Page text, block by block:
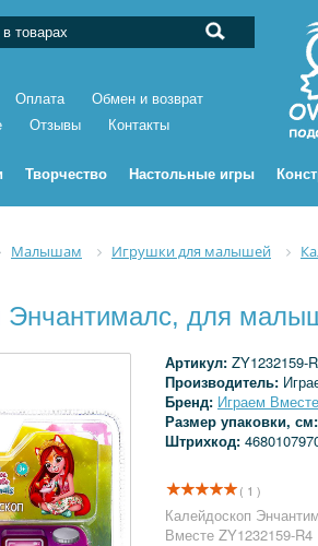
Оплата
Обмен и возврат
Отзывы Контакты
Творчество Настольные игры
Малышам Игрушки для малышей
Энчантималс, для
Артикул: ZY1232159-
Производитель:
Бренд: Играем Вместе
Размер упаковки,
Штрихкод:
( 1 )
Калейдоскоп
Вместе ZY1232159-R4